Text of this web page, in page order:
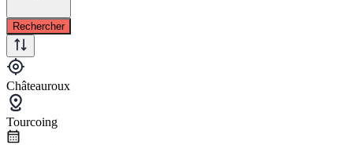
Rechercher
Châteauroux
Tourcoing